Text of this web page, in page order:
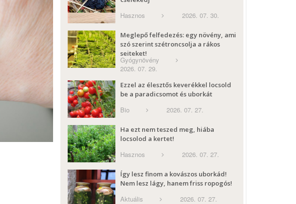
Hasznos 2026. 07. 30.
Meglepő felfedezés: egy növény, ami
szó szerint szétroncsolja a rákos
sejteket!
Gyógynövény
2026. 07. 29.
Ezzel az élesztős keverékkel locsold
be a paradicsomot és uborkát
Bio 2026. 07. 27.
Ha ezt nem teszed meg, hiába
locsolod a kertet!
Hasznos 2026. 07. 27.
Így lesz finom a kovászos uborkád!
Nem lesz lágy, hanem friss ropogós!
Aktuális 2026. 07. 27.